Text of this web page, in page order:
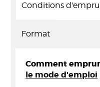
Conditions
Format
Comment
le mode d'emploi